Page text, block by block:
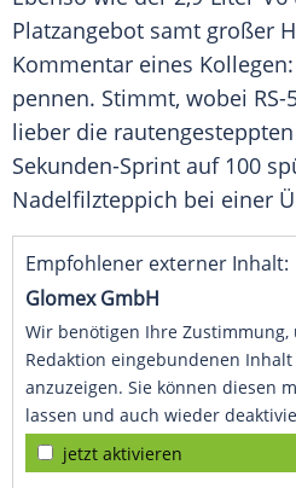
Platzangebot samt großer
Kommentar eines
pennen. Stimmt, wobei
lieber die
Sekunden-Sprint auf 100
Nadelfilzteppich bei einer
Empfohlener externer Inhalt:
Glomex GmbH
Wir benötigen Ihre
Redaktion eingebundenen Inhalt
anzuzeigen. Sie können diesen
lassen und auch wieder
jetzt aktivieren